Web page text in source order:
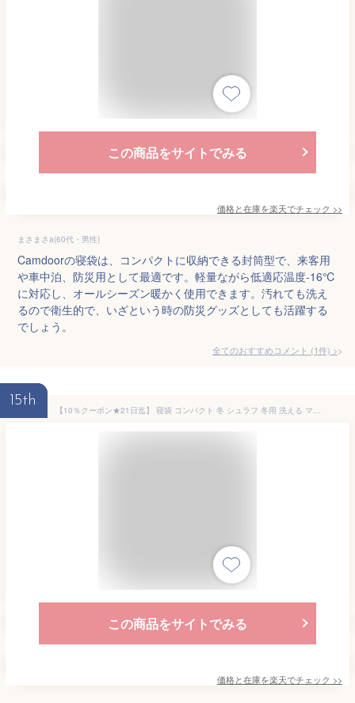
この商品をサイトでみる
価格と在庫を楽天でチェック >>
まさまさa(60代・男性)
Camdoorの寝袋は、コンパクトに収納できる封筒型で、来客用
や車中泊、防災用として最適です。軽量ながら低適応温度-16℃
に対応し、オールシーズン暖かく使用できます。汚れても洗え
るので衛生的で、いざという時の防災グッズとしても活躍する
でしょう。
全てのおすすめコメント (1件) >
15th
【10％クーポン★21日迄】 寝袋 コンパクト 冬 シュラフ 冬用 洗える マミー型 キャプテンスタッグ 寝袋シュラフ オールシーズン対応 オールシーズン 春 夏 秋 丸洗い可能 コンプレッションバッグ ネイビー 紺 CAPTAIN STAG UB-35
この商品をサイトでみる
価格と在庫を楽天でチェック >>